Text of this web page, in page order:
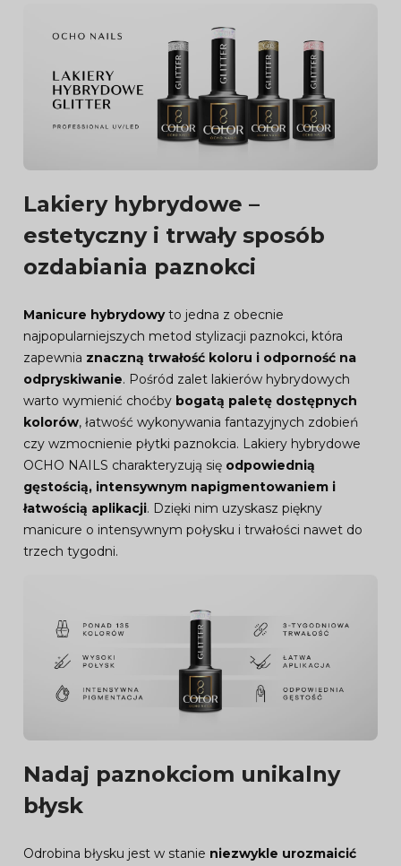
Lakiery hybrydowe –
estetyczny i trwały sposób
ozdabiania paznokci
Manicure hybrydowyto jedna z obecnie
najpopularniejszych metod stylizacji paznokci, która
zapewnia znaczną trwałość koloru i odporność na
odpryskiwanie. Pośród zalet lakierów hybrydowych
warto wymienić choćby bogatą paletę dostępnych
kolorów, łatwość wykonywania fantazyjnych zdobień
czy wzmocnienie płytki paznokcia. Lakiery hybrydowe
OCHO NAILS charakteryzują się odpowiednią
gęstością, intensywnym napigmentowaniem i
łatwością aplikacji. Dzięki nim uzyskasz piękny
manicure o intensywnym połysku i trwałości nawet do
trzech tygodni.
Nadaj paznokciom unikalny
błysk
Odrobina błysku jest w stanie niezwykle urozmaicić